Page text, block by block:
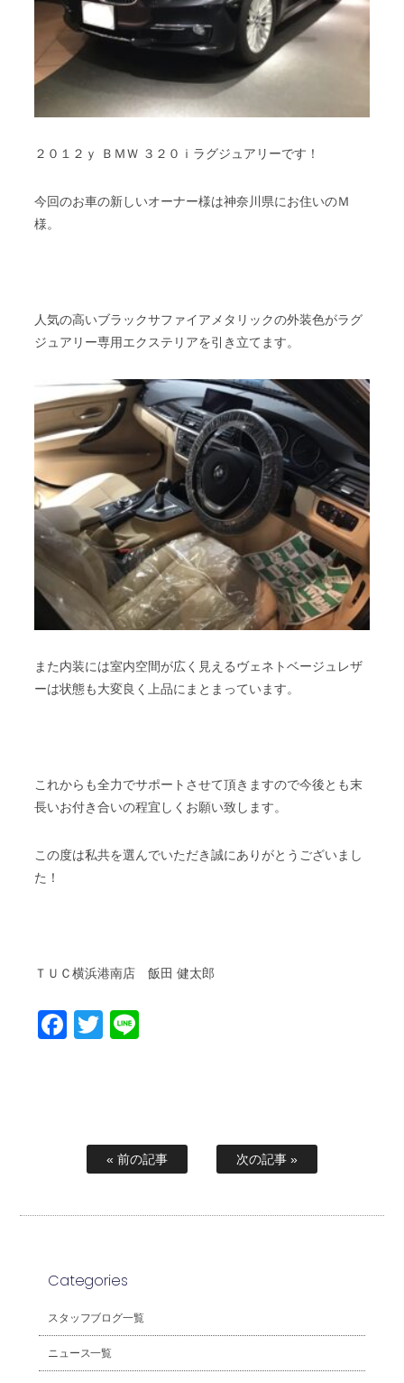
２０１２ｙ ＢＭＷ ３２０ｉラグジュアリーです！
今回のお車の新しいオーナー様は神奈川県にお住いのＭ
様。
人気の高いブラックサファイアメタリックの外装色がラグ
ジュアリー専用エクステリアを引き立てます。
また内装には室内空間が広く見えるヴェネトベージュレザ
ーは状態も大変良く上品にまとまっています。
これからも全力でサポートさせて頂きますので今後とも末
長いお付き合いの程宜しくお願い致します。
この度は私共を選んでいただき誠にありがとうございまし
た！
ＴＵＣ横浜港南店 飯田 健太郎
Facebook
Twitter
« 前の記事 次の記事 »
Categories
スタッフブログ一覧
ニュース一覧